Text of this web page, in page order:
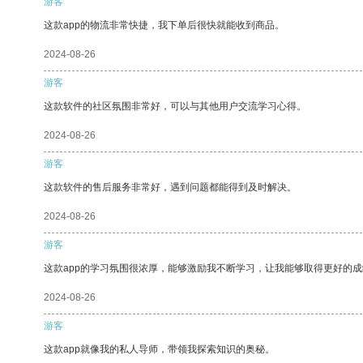
这款app的物流非常快捷，我下单后很快就能收到商品。
2024-08-26
游客
这款软件的社区氛围非常好，可以与其他用户交流学习心得。
2024-08-26
游客
这款软件的售后服务非常好，遇到问题都能得到及时解决。
2024-08-26
游客
这款app的学习氛围很浓厚，能够激励我不断学习，让我能够取得更好的
2024-08-26
游客
这款app就像我的私人导师，带领我探索知识的奥秘。